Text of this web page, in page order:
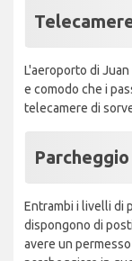
L'aeroporto di
e comodo che i
telecamere di
Entrambi i livelli di
dispongono di
avere un